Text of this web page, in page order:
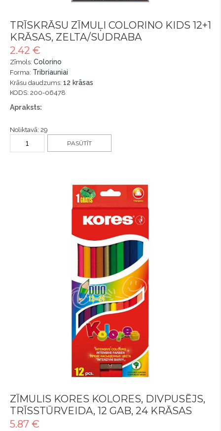
TRĪSKRĀSU ZĪMUĻI COLORINO KIDS 12+1
KRĀSAS, ZELTA/SUDRABA
2.42 €
Zīmols: Colorino
Forma: Tribriauniai
Krāsu daudzums: 12 krāsas
KODS: 200-06478
Apraksts:
Noliktavā: 29
PASŪTĪT
ZĪMULIS KORES KOLORES, DIVPUSĒJS,
TRĪSSTŪRVEIDA, 12 GAB, 24 KRĀSAS
5.87 €